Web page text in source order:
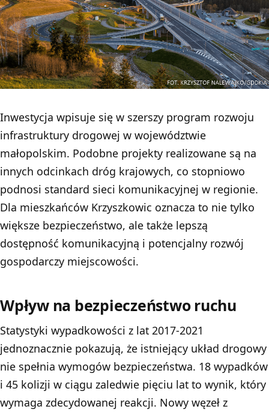
Inwestycja wpisuje się w szerszy program rozwoju
infrastruktury drogowej w województwie
małopolskim. Podobne projekty realizowane są na
innych odcinkach dróg krajowych, co stopniowo
podnosi standard sieci komunikacyjnej w regionie.
Dla mieszkańców Krzyszkowic oznacza to nie tylko
większe bezpieczeństwo, ale także lepszą
dostępność komunikacyjną i potencjalny rozwój
gospodarczy miejscowości.
Wpływ na bezpieczeństwo ruchu
Statystyki wypadkowości z lat 2017-2021
jednoznacznie pokazują, że istniejący układ drogowy
nie spełnia wymogów bezpieczeństwa. 18 wypadków
i 45 kolizji w ciągu zaledwie pięciu lat to wynik, który
wymaga zdecydowanej reakcji. Nowy węzeł z